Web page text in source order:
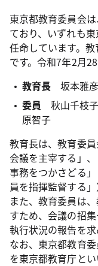
東京都教育委員会
ており、いずれも
任命しています。
です。令和7年2月
教育長 坂本雅彦
委員 秋山千枝
原智子
教育長は、教育委
会議を主宰する」
事務をつかさどる
員を指揮監督する
また、教育委員は
すため、会議の招
執行状況の報告を求
なお、東京都教育
を東京都教育庁とい